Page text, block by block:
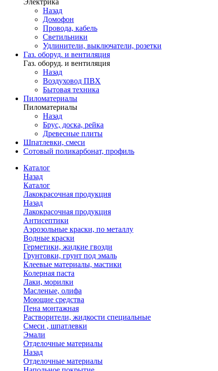
Электрика
Назад
Домофон
Провода, кабель
Светильники
Удлинители, выключатели, розетки
Газ. оборуд. и вентиляция
Газ. оборуд. и вентиляция
Назад
Воздуховод ПВХ
Бытовая техника
Пиломатериалы
Пиломатериалы
Назад
Брус, доска, рейка
Древесные плиты
Шпатлевки, смеси
Сотовый поликарбонат, профиль
Каталог
Назад
Каталог
Лакокрасочная продукция
Назад
Лакокрасочная продукция
Антисептики
Аэрозольные краски, по металлу
Водные краски
Герметики, жидкие гвозди
Грунтовки, грунт под эмаль
Клеевые материалы, мастики
Колерная паста
Лаки, морилки
Масленые, олифа
Моющие средства
Пена монтажная
Растворители, жидкости специальные
Смеси , шпатлевки
Эмали
Отделочные материалы
Назад
Отделочные материалы